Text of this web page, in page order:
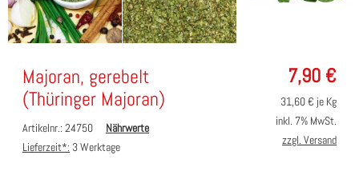
7,90 €
Majoran, gerebelt
(Thüringer Majoran)
Artikelnr.: 24750
Nährwerte
Lieferzeit*: 3 Werktage
31,60€ je Kg
inkl. 7% MwSt.
zzgl. Versand